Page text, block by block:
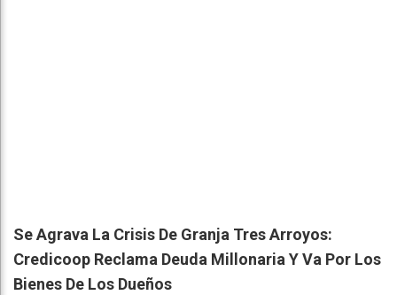
Se Agrava La Crisis De Granja Tres Arroyos:
Credicoop Reclama Deuda Millonaria Y Va Por Los
Bienes De Los Dueños